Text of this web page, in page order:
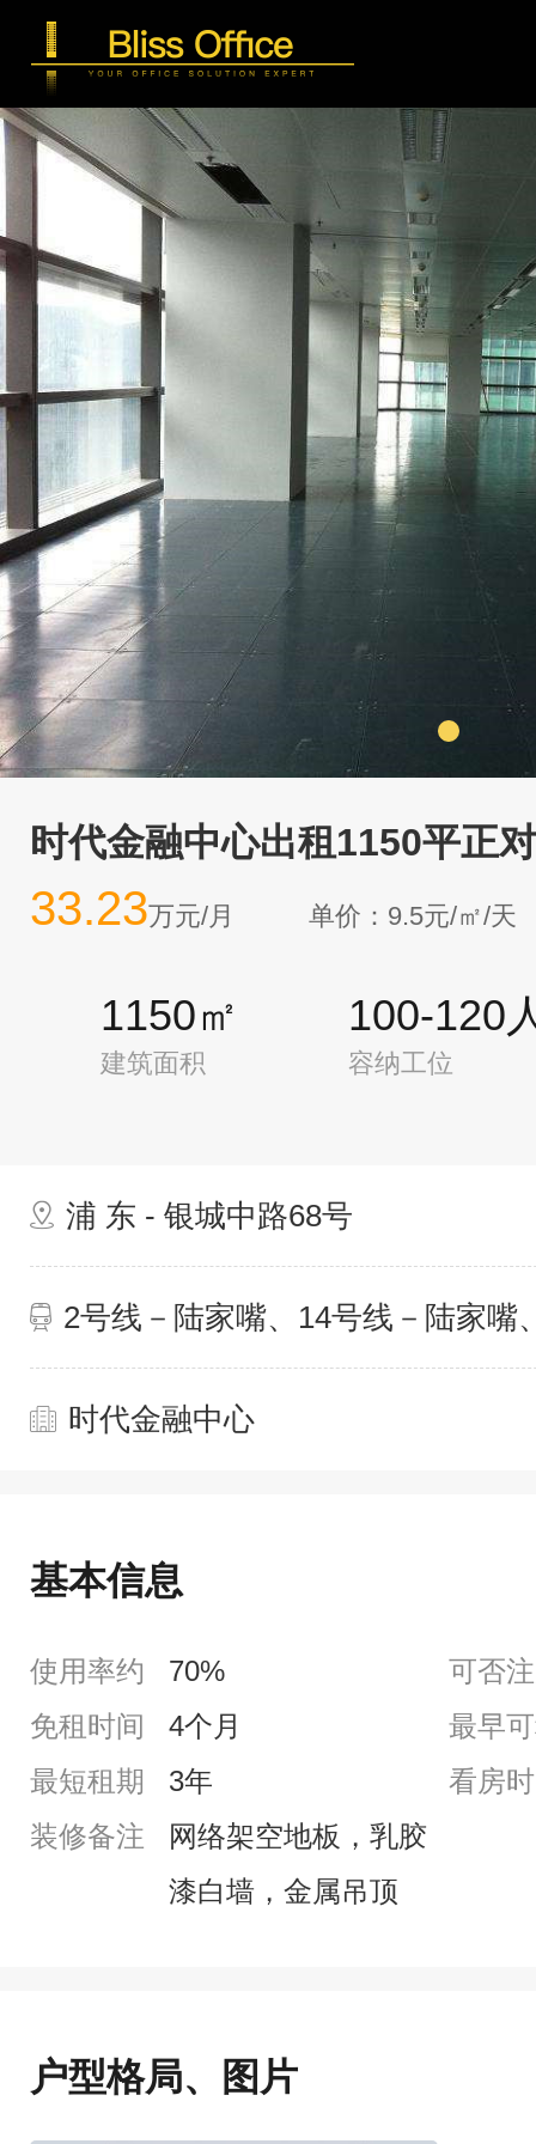
时代金融中心出租1150平正
33.23万元/月 单价：9.5元/㎡/天
1150㎡
建筑面积
100-120
容纳工位
浦 东 - 银城中路68号
2号线－陆家嘴、14号线－陆家嘴
时代金融中心
基本信息
使用率约 70%
可否
免租时间
4个月
最早
最短租期
3年
看房
装修备注
网络架空地板，乳胶
漆白墙，金属吊顶
户型格局、图片